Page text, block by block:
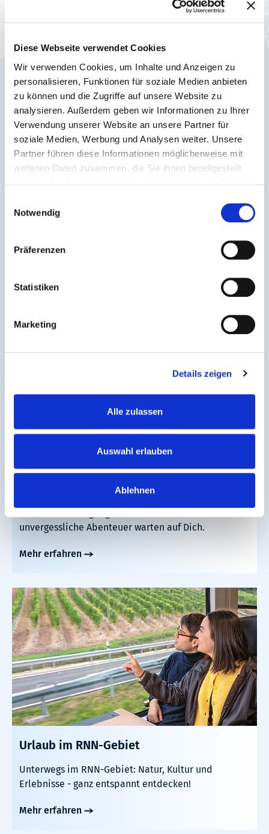
Diese Webseite verwendet Cookies
Wir verwenden Cookies, um Inhalte und Anzeigen zu
personalisieren, Funktionen für soziale Medien anbieten
zu können und die Zugriffe auf unsere Website zu
analysieren. Außerdem geben wir Informationen zu Ihrer
Verwendung unserer Website an unsere Partner für
soziale Medien, Werbung und Analysen weiter. Unsere
Partner führen diese Informationen möglicherweise mit
weiteren Daten zusammen, die Sie ihnen bereitgestellt
Notwendig
Präferenzen
Statistiken
Marketing
Details zeigen
Alle zulassen
Auswahl erlauben
Ablehnen
Kulturvielfalt und aktive Erlebnisse: Mit dem RNN
Ganz einfach die nächsten Ausflugsziele finden: mit
unvergessliche Abenteuer warten auf Dich.
Mehr erfahren
Urlaub im RNN-Gebiet
Unterwegs im RNN-Gebiet: Natur, Kultur und
Erlebnisse - ganz entspannt entdecken!
Mehr erfahren